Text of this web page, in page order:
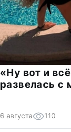
«Ну вот и
развелась
6 августа 110